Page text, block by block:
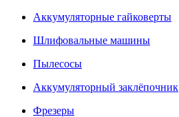
Аккумуляторные гайковерты
Шлифовальные машины
Пылесосы
Аккумуляторный заклёпочник
Фрезеры